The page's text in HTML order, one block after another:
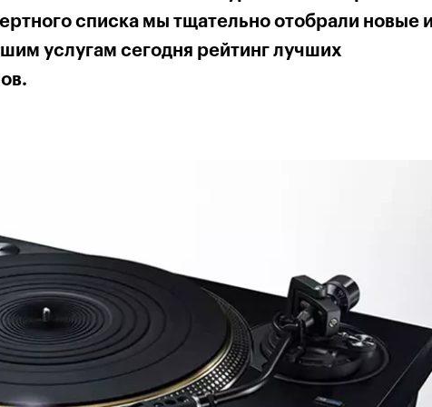
списка мы тщательно отобрали новые
услугам сегодня рейтинг лучших